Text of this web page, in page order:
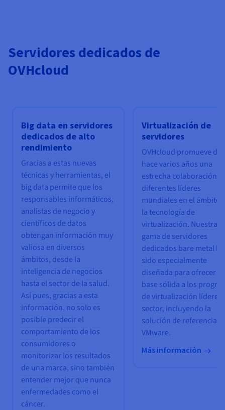
Servidores dedicados de
OVHcloud
Big data en servidores
dedicados de alto
rendimiento
Gracias a estas nuevas
técnicas y herramientas, el
big data permite que los
responsables informáticos,
analistas de negocio y
científicos de datos
obtengan información muy
valiosa en diversos
ámbitos, desde la
inteligencia de negocios
hasta el sector de la salud.
Así pues, gracias a esta
información, no solo es
posible predecir el
comportamiento de los
consumidores o
monitorizar los resultados
de una marca, sino también
entender mejor que nunca
enfermedades como el
cáncer.
Virtualización de
servidores
OVHcloud promueve
hace varios años una
estrecha colaboración
diferentes líderes
mundiales en el ámbito
la tecnología de
virtualización. Nuestra
gama de servidores
dedicados bare metal ha
sido especialmente
diseñada para ofrecer
base sólida a los
de virtualización líderes
sector, incluyendo la
solución de referencia
VMware.
Más información